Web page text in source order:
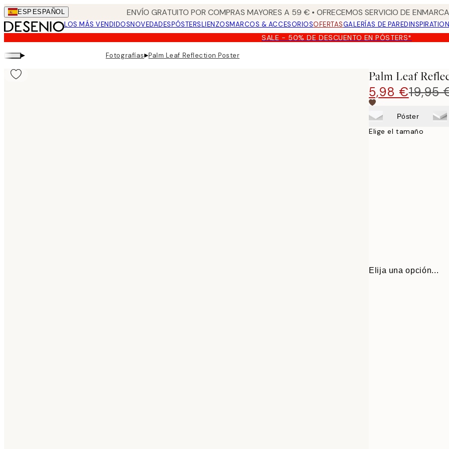
Skip
to
main
content.
ESP ESPAÑOL ENVÍO GRATUITO POR COMPRAS MAYORES A 59 € • OFRECEMOS SERVICIO DE
LOS MÁS VENDIDOSNOVEDADESPÓSTERSLIENZOSMARCOS & ACCESORIOSOFERTASGALERÍAS DE PARED
SALE - 50% DE DESCUENTO EN PÓSTERS*
▸ Fotografías▸Palm Leaf Reflection Poster
Palm Leaf
5,98 €19,95
Póster
Elige el tamaño
Elija una opción...